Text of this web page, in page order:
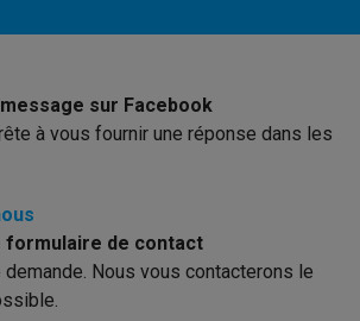
sur Facebook
à vous fournir une réponse dans les
formulaire de contact
Nous vous contacterons le